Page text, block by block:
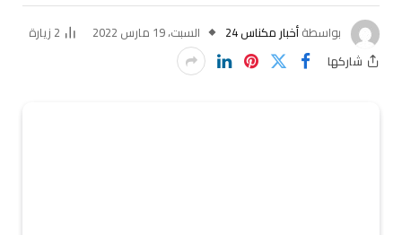
بواسطةأخبار مكناس 24 السبت، 19 مارس 2022 2 زيارة
شاركها